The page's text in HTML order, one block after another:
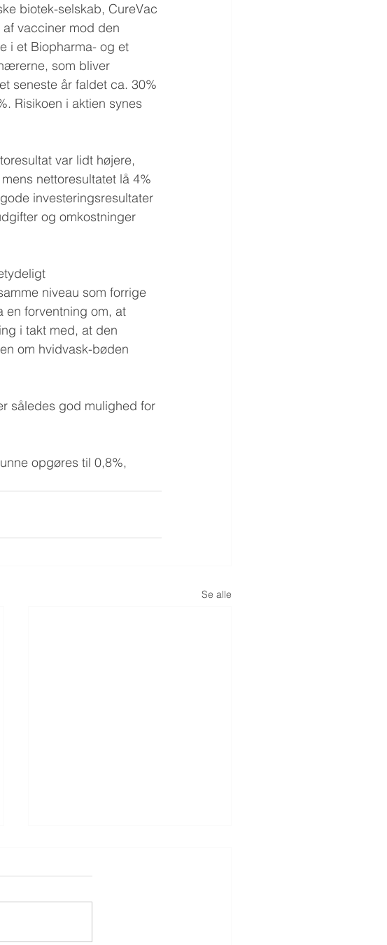
biotek-selskab, CureVac
vacciner mod den
i et Biopharma- og et
som bliver
seneste år faldet ca. 30%
Risikoen i aktien synes
var lidt højere,
nettoresultatet lå 4%
investeringsresultater
og omkostninger
niveau som forrige
en forventning om, at
i takt med, at den
om hvidvask-bøden
således god mulighed for
opgøres til 0,8%,
Se alle